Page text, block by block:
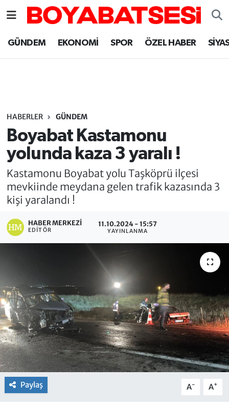
GÜNDEM EKONOMİ SPOR ÖZEL HABER
HABERLER GÜNDEM
Boyabat Kastamonu
yolunda kaza 3 yaralı !
Kastamonu Boyabat yolu Taşköprü ilçesi
mevkiinde meydana gelen trafik kazasında 3
kişi yaralandı !
HABER MERKEZI
EDITÖR
11.10.2024 - 15:57
YAYINLANMA
Paylaş A- A+
Sinop Nöbetçi Eczaneler
Sinop Trafik Yoğunluk Haritası
Süper Lig Puan Durumu ve Fikstür
Tüm Manşetler
Son Dakika Haberleri
Haber Arşivi